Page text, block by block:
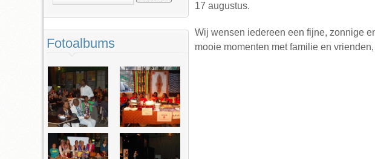
17 augustus.
Wij wensen iedereen een fijne, zonnige
mooie momenten met familie en
Fotoalbums